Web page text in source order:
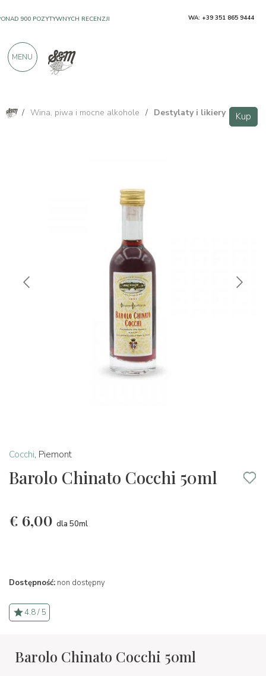
/ Wina, piwa i mocne alkohole / Destylaty i likiery Kup
Cocchi, Piemont
Barolo Chinato Cocchi 50ml
€ 6,00 dla 50ml
Dostępność: non dostępny
4.8 / 5
Barolo Chinato Cocchi 50ml
900 POZYTYWNYCH RECENZJI WA: +39 351 865 9444
MENU